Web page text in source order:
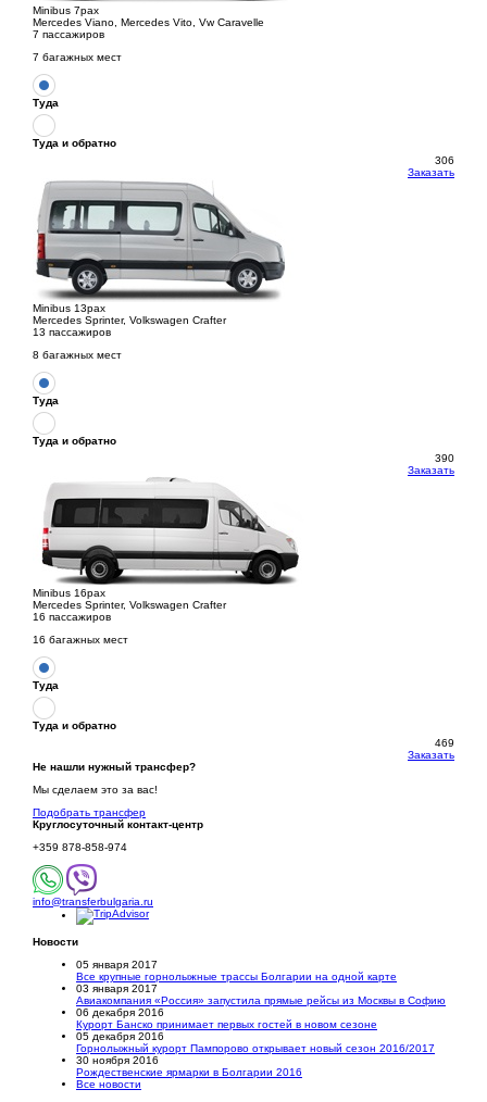
Minibus 7pax
Mercedes Viano, Mercedes Vito, Vw Caravelle
7 пассажиров
7 багажных мест
Туда
Туда и обратно
306
Заказать
Minibus 13pax
Mercedes Sprinter, Volkswagen Crafter
13 пассажиров
8 багажных мест
Туда
Туда и обратно
390
Заказать
Minibus 16pax
Mercedes Sprinter, Volkswagen Crafter
16 пассажиров
16 багажных мест
Туда
Туда и обратно
469
Заказать
Не нашли нужный трансфер?
Мы сделаем это за вас!
Подобрать трансфер
Круглосуточный контакт-центр
+359 878-858-974
info@transferbulgaria.ru
Новости
05 января 2017
Все крупные горнолыжные трассы Болгарии на одной карте
03 января 2017
Авиакомпания «Россия» запустила прямые рейсы из Москвы в Софию
06 декабря 2016
Курорт Банско принимает первых гостей в новом сезоне
05 декабря 2016
Горнолыжный курорт Пампорово открывает новый сезон 2016/2017
30 ноября 2016
Рождественские ярмарки в Болгарии 2016
Все новости